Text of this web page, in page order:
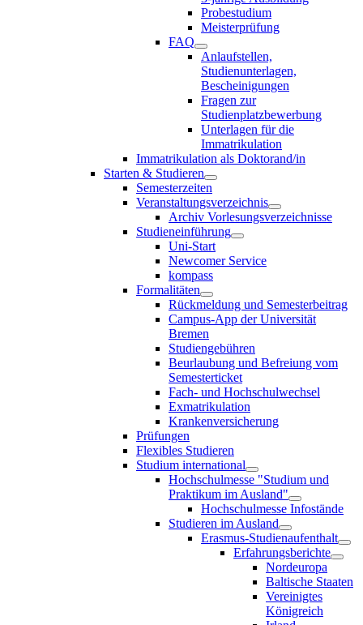
Probestudium
Meisterprüfung
FAQ
Anlaufstellen,
Studienunterlagen,
Bescheinigungen
Fragen zur
Studienplatzbewerbung
Unterlagen für die
Immatrikulation
Immatrikulation als Doktorand/in
Starten & Studieren
Semesterzeiten
Veranstaltungsverzeichnis
Archiv Vorlesungsverzeichnisse
Studieneinführung
Uni-Start
Newcomer Service
kompass
Formalitäten
Rückmeldung und Semesterbeitrag
Campus-App der Universität
Bremen
Studiengebühren
Beurlaubung und Befreiung vom
Semesterticket
Fach- und Hochschulwechsel
Exmatrikulation
Krankenversicherung
Prüfungen
Flexibles Studieren
Studium international
Hochschulmesse "Studium und
Praktikum im Ausland"
Hochschulmesse Infostände
Studieren im Ausland
Erasmus-Studienaufenthalt
Erfahrungsberichte
Nordeuropa
Baltische Staaten
Vereinigtes
Königreich